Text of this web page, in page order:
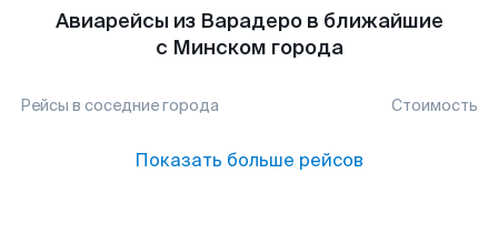
Авиарейсы из Варадеро в ближайшие
с Минском города
Рейсы в соседние города Стоимость
Показать больше рейсов